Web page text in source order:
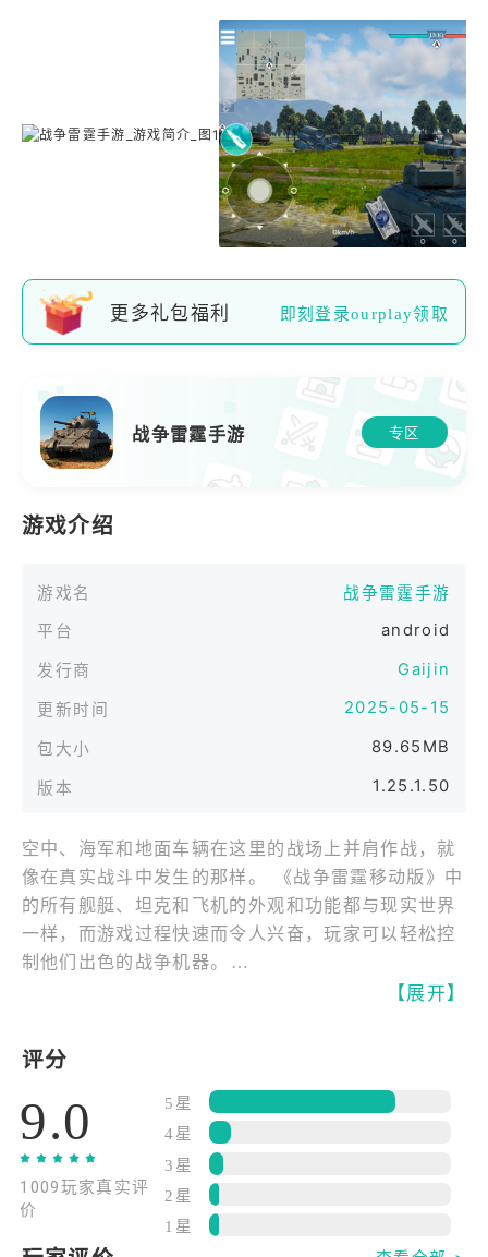
更多礼包福利 即刻登录ourplay领取
战争雷霆手游 专区
游戏介绍
游戏名
战争雷霆手游
平台
android
发行商 Gaijin
更新时间 2025-05-15
包大小 89.65MB
版本 1.25.1.50
空中、海军和地面车辆在这里的战场上并肩作战，就
像在真实战斗中发生的那样。 《战争雷霆移动版》中
的所有舰艇、坦克和飞机的外观和功能都与现实世界
一样，而游戏过程快速而令人兴奋，玩家可以轻松控
制他们出色的战争机器。
体验来自苏联、德国和美国（接下来会有更多国家）
获得更好的装备，改变弹药类型并定制装备，以增加
主导战场的机会。
找到最好的车辆并尝试各种设置，以找到适合您游戏
风格的车辆。现在有超过 35 种地面车辆（分为 4 个
车辆排）、19 种以上战舰和 9 种以上飞机，并且游
戏不断获得越来越多的真实传奇军用车辆。
特色
* 每场战斗都不同。玩家不仅要依靠自己的武器，还
【展开】
评分
9.0
1009玩家真实评
价
5星
4星
3星
2星
1星